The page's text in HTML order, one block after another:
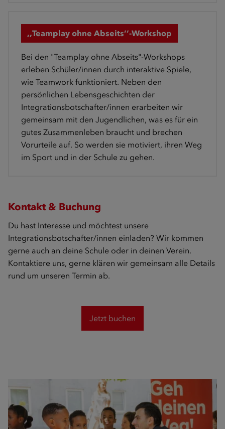
,,Teamplay ohne Abseits’’-Workshop
Bei den "Teamplay ohne Abseits"-Workshops
erleben Schüler/innen durch interaktive Spiele,
wie Teamwork funktioniert. Neben den
persönlichen Lebensgeschichten der
Integrationsbotschafter/innen erarbeiten wir
gemeinsam mit den Jugendlichen, was es für ein
gutes Zusammenleben braucht und brechen
Vorurteile auf. So werden sie motiviert, ihren Weg
im Sport und in der Schule zu gehen.
Kontakt & Buchung
Du hast Interesse und möchtest unsere
Integrationsbotschafter/innen einladen? Wir kommen
gerne auch an deine Schule oder in deinen Verein.
Kontaktiere uns, gerne klären wir gemeinsam alle Details
rund um unseren Termin ab.
Jetzt buchen